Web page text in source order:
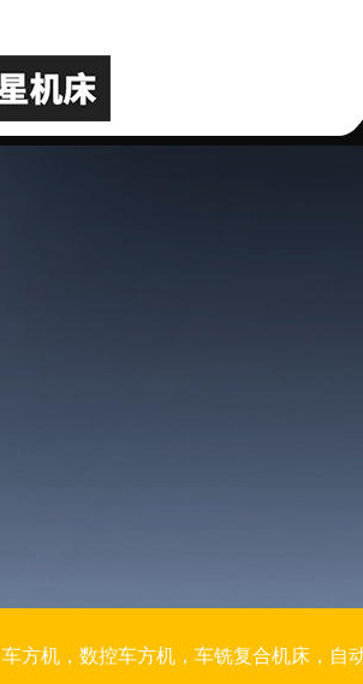
车方机，数控车方机，车铣复合机床，自